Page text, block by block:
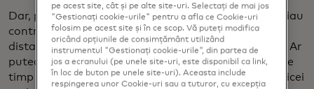
Dar, pe măsură ce relația se adâncește, escrocii preiau
controlul, oscilând între sufocarea adorației,
distanțierea și furia pentru a dezechilibra victimele. Ar
putea instiga o dezacord cu victima, apoi să o ignore
timp de câteva zile. Când reapar, victima este de obicei
pe acest site, cât și pe alte site-uri. Selectați de mai jos
"Gestionați cookie-urile" pentru a afla ce Cookie-uri
folosim pe acest site și în ce scop. Vă puteți modifica
oricând opțiunile de consimțământ utilizând
instrumentul "Gestionați cookie-urile", din partea de
jos a ecranului (pe unele site-uri, este disponibil ca link,
în loc de buton pe unele site-uri). Aceasta include
respingerea unor Cookie-uri sau a tuturor, cu excepția